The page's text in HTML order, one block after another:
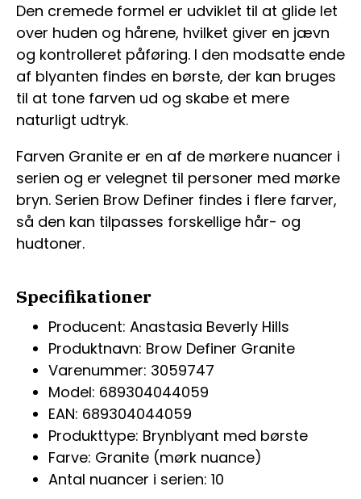
Den cremede formel er udviklet til at glide let
over huden og hårene, hvilket giver en jævn
og kontrolleret påføring. I den modsatte ende
af blyanten findes en børste, der kan bruges
til at tone farven ud og skabe et mere
naturligt udtryk.
Farven Granite er en af de mørkere nuancer i
serien og er velegnet til personer med mørke
bryn. Serien Brow Definer findes i flere farver,
så den kan tilpasses forskellige hår- og
hudtoner.
Specifikationer
Producent: Anastasia Beverly Hills
Produktnavn: Brow Definer Granite
Varenummer: 3059747
Model: 689304044059
EAN: 689304044059
Produkttype: Brynblyant med børste
Farve: Granite (mørk nuance)
Antal nuancer i serien: 10